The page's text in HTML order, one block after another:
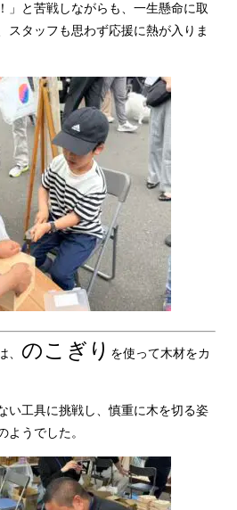
」と苦戦しながらも、一生懸命に取
スタッフも思わず応援に熱が入りま
、 のこぎり を使って木材をカ
い工具に挑戦し、慎重に木を切る姿
ようでした。